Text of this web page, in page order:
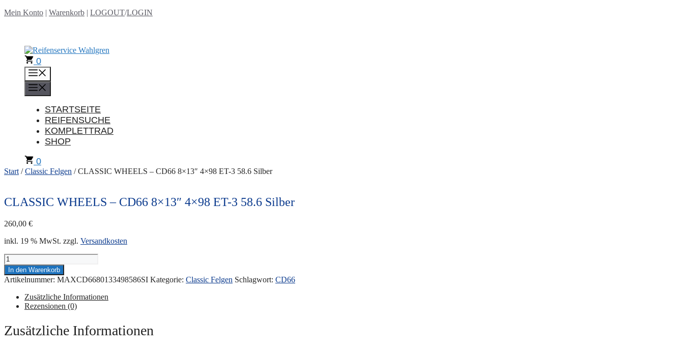
Zum
Mein Konto | Warenkorb | LOGOUT/LOGIN
0
STARTSEITE
REIFENSUCHE
KOMPLETTRAD
SHOP
0
Start /Classic Felgen / CLASSIC WHEELS – CD66 8×13″ 4×98 ET-3 58.6 Silber
CLASSIC WHEELS – CD66 8×13″ 4×98 ET-3 58.6 Silber
260,00 €
inkl. 19 % MwSt. zzgl. Versandkosten
CLASSIC
WHEELS
-
CD66
8x13"
4x98
58.6
In den Warenkorb
Artikelnummer: MAXCD6680133498586SI Kategorie: Classic Felgen Schlagwort: CD66
Zusätzliche Informationen
Rezensionen (0)
Zusätzliche Informationen